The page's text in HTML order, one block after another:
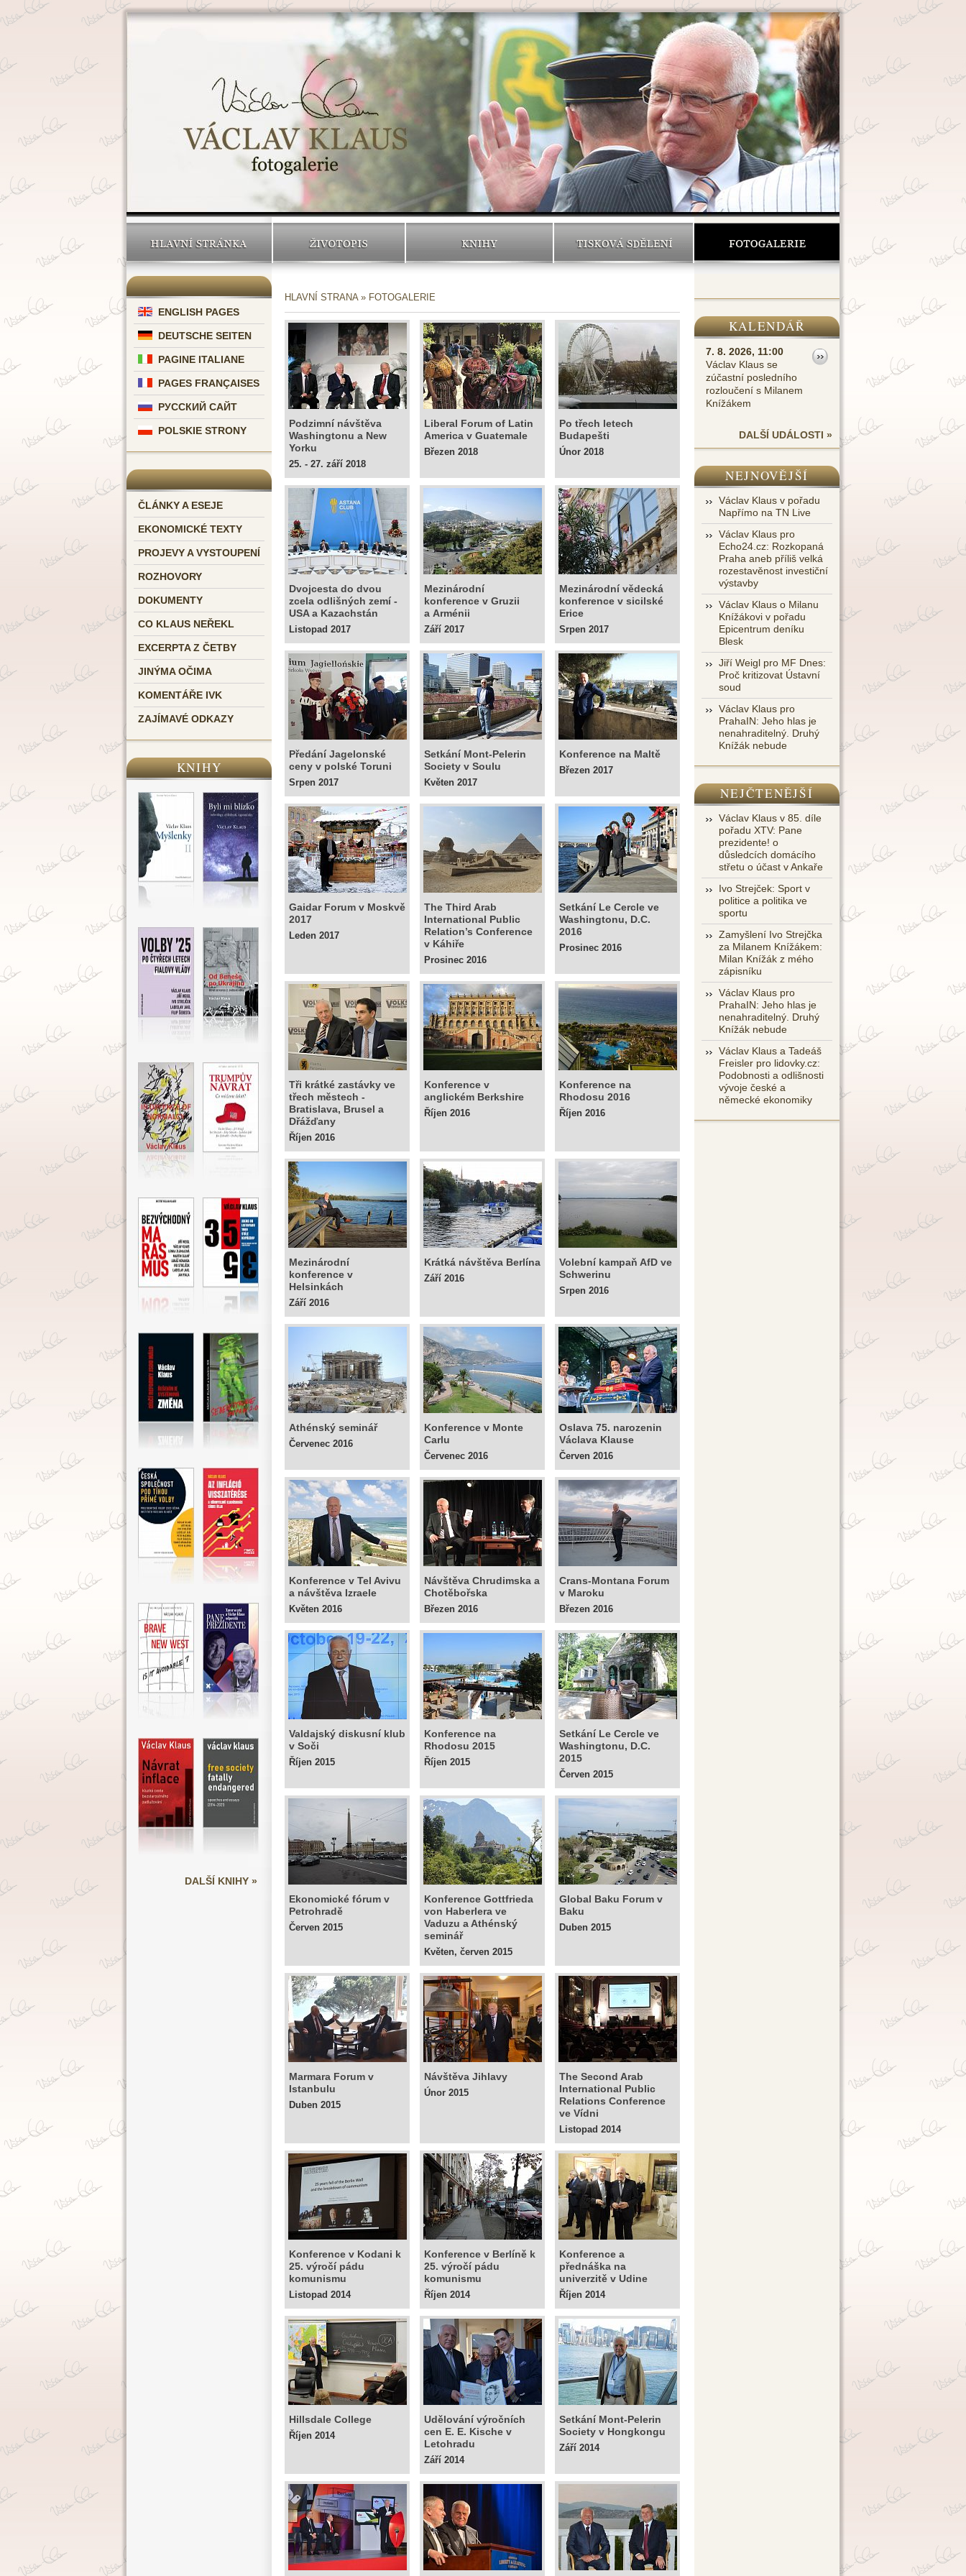
HLAVNÍ STRÁNKA ŽIVOTOPIS KNIHY TISKOVÁ SDĚLENÍ FOTOGALERIE
ENGLISH PAGES
DEUTSCHE SEITEN
PAGINE ITALIANE
PAGES FRANÇAISES
РУССКИЙ САЙТ
POLSKIE STRONY
ČLÁNKY A ESEJE
EKONOMICKÉ TEXTY
PROJEVY A VYSTOUPENÍ
ROZHOVORY
DOKUMENTY
CO KLAUS NEŘEKL
EXCERPTA Z ČETBY
JINÝMA OČIMA
KOMENTÁŘE IVK
ZAJÍMAVÉ ODKAZY
KNIHY
DALŠÍ KNIHY »
KALENDÁŘ
7. 8. 2026, 11:00
Václav Klaus se
zúčastní posledního
rozloučení s Milanem
Knížákem
DALŠÍ UDÁLOSTI »
NEJNOVĚJŠÍ
Václav Klaus v pořadu
Napřímo na TN Live
Václav Klaus pro
Echo24.cz: Rozkopaná
Praha aneb příliš velká
rozestavěnost investiční
výstavby
Václav Klaus o Milanu
Knížákovi v pořadu
Epicentrum deníku
Blesk
Jiří Weigl pro MF Dnes:
Proč kritizovat Ústavní
soud
Václav Klaus pro
PrahaIN: Jeho hlas je
nenahraditelný. Druhý
Knížák nebude
NEJČTENĚJŠÍ
Václav Klaus v 85. díle
pořadu XTV: Pane
prezidente! o
důsledcích domácího
střetu o účast v Ankaře
Ivo Strejček: Sport v
politice a politika ve
sportu
Zamyšlení Ivo Strejčka
za Milanem Knížákem:
Milan Knížák z mého
zápisníku
Václav Klaus pro
PrahaIN: Jeho hlas je
nenahraditelný. Druhý
Knížák nebude
Václav Klaus a Tadeáš
Freisler pro lidovky.cz:
Podobnosti a odlišnosti
vývoje české a
německé ekonomiky
HLAVNÍ STRANA» FOTOGALERIE
Podzimní návštěva
Washingtonu a New
Yorku
25. - 27. září 2018
Liberal Forum of Latin
America v Guatemale
Březen 2018
Po třech letech
Budapešti
Únor 2018
Dvojcesta do dvou
zcela odlišných zemí -
USA a Kazachstán
Listopad 2017
Mezinárodní
konference v Gruzii
a Arménii
Září 2017
Mezinárodní vědecká
konference v sicilské
Erice
Srpen 2017
Předání Jagelonské
ceny v polské Toruni
Srpen 2017
Setkání Mont-Pelerin
Society v Soulu
Květen 2017
Konference na Maltě
Březen 2017
Gaidar Forum v Moskvě
2017
Leden 2017
The Third Arab
International Public
Relation’s Conference
v Káhiře
Prosinec 2016
Setkání Le Cercle ve
Washingtonu, D.C.
2016
Prosinec 2016
Tři krátké zastávky ve
třech městech -
Bratislava, Brusel a
Dřážďany
Říjen 2016
Konference v
anglickém Berkshire
Říjen 2016
Konference na
Rhodosu 2016
Říjen 2016
Mezinárodní
konference v
Helsinkách
Září 2016
Krátká návštěva Berlína
Září 2016
Volební kampaň AfD ve
Schwerinu
Srpen 2016
Athénský seminář
Červenec 2016
Konference v Monte
Carlu
Červenec 2016
Oslava 75. narozenin
Václava Klause
Červen 2016
Konference v Tel Avivu
a návštěva Izraele
Květen 2016
Návštěva Chrudimska a
Chotěbořska
Březen 2016
Crans-Montana Forum
v Maroku
Březen 2016
Valdajský diskusní klub
v Soči
Říjen 2015
Konference na
Rhodosu 2015
Říjen 2015
Setkání Le Cercle ve
Washingtonu, D.C.
2015
Červen 2015
Ekonomické fórum v
Petrohradě
Červen 2015
Konference Gottfrieda
von Haberlera ve
Vaduzu a Athénský
seminář
Květen, červen 2015
Global Baku Forum v
Baku
Duben 2015
Marmara Forum v
Istanbulu
Duben 2015
Návštěva Jihlavy
Únor 2015
The Second Arab
International Public
Relations Conference
ve Vídni
Listopad 2014
Konference v Kodani k
25. výročí pádu
komunismu
Listopad 2014
Konference v Berlíně k
25. výročí pádu
komunismu
Říjen 2014
Konference a
přednáška na
univerzitě v Udine
Říjen 2014
Hillsdale College
Říjen 2014
Udělování výročních
cen E. E. Kische v
Letohradu
Září 2014
Setkání Mont-Pelerin
Society v Hongkongu
Září 2014